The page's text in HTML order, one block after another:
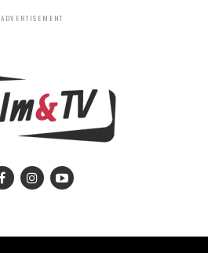
ADVERTISEMENT